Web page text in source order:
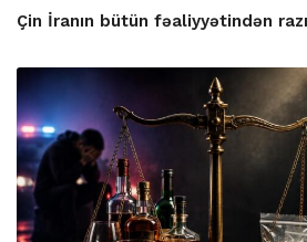
Çin İranın bütün fəaliyyətindən